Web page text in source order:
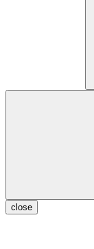
close